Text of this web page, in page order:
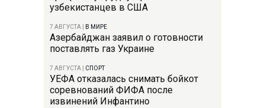
узбекистанцев в США
7 АВГУСТА В МИРЕ
Азербайджан заявил о готовности
поставлять газ Украине
7 АВГУСТА СПОРТ
УЕФА отказалась снимать бойкот
соревнований ФИФА после
извинений Инфантино